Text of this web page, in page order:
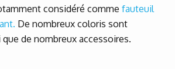
considéré comme fauteuil
De nombreux coloris sont
de nombreux accessoires.